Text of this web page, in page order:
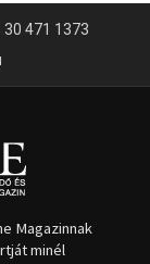
30 471 1373
Magazinnak
minél